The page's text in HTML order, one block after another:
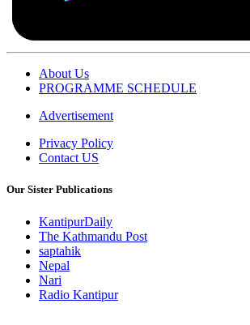
About Us
PROGRAMME SCHEDULE
Advertisement
Privacy Policy
Contact US
Our Sister Publications
KantipurDaily
The Kathmandu Post
saptahik
Nepal
Nari
Radio Kantipur